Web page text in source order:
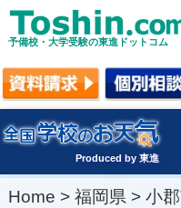
予備校・大学受験の東進ドットコム
Produced by 東進
Home > 福岡県 > 小